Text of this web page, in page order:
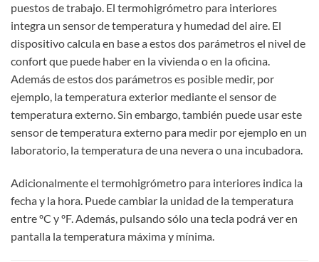
puestos de trabajo. El termohigrómetro para interiores
integra un sensor de temperatura y humedad del aire. El
dispositivo calcula en base a estos dos parámetros el nivel de
confort que puede haber en la vivienda o en la oficina.
Además de estos dos parámetros es posible medir, por
ejemplo, la temperatura exterior mediante el sensor de
temperatura externo. Sin embargo, también puede usar este
sensor de temperatura externo para medir por ejemplo en un
laboratorio, la temperatura de una nevera o una incubadora.
Adicionalmente el termohigrómetro para interiores indica la
fecha y la hora. Puede cambiar la unidad de la temperatura
entre ºC y ºF. Además, pulsando sólo una tecla podrá ver en
pantalla la temperatura máxima y mínima.